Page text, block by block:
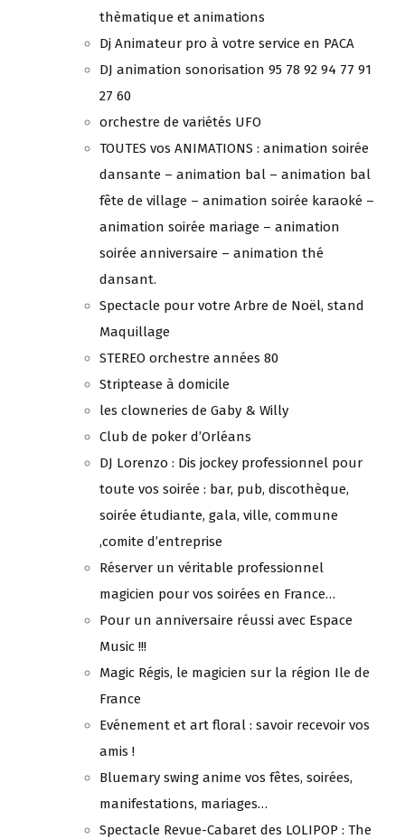
thèmatique et animations
Dj Animateur pro à votre service en PACA
DJ animation sonorisation 95 78 92 94 77 91
27 60
orchestre de variétés UFO
TOUTES vos ANIMATIONS : animation soirée
dansante – animation bal – animation bal
fête de village – animation soirée karaoké –
animation soirée mariage – animation
soirée anniversaire – animation thé
dansant.
Spectacle pour votre Arbre de Noël, stand
Maquillage
STEREO orchestre années 80
Striptease à domicile
les clowneries de Gaby & Willy
Club de poker d’Orléans
DJ Lorenzo : Dis jockey professionnel pour
toute vos soirée : bar, pub, discothèque,
soirée étudiante, gala, ville, commune
,comite d’entreprise
Réserver un véritable professionnel
magicien pour vos soirées en France…
Pour un anniversaire réussi avec Espace
Music !!!
Magic Régis, le magicien sur la région Ile de
France
Evénement et art floral : savoir recevoir vos
amis !
Bluemary swing anime vos fêtes, soirées,
manifestations, mariages…
Spectacle Revue-Cabaret des LOLIPOP : The